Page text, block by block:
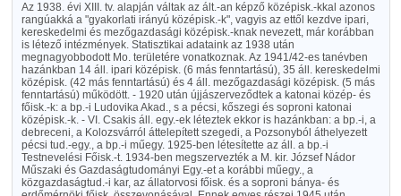
Az 1938. évi XIII. tv. alapján váltak az ált.-an képző középisk.-kkal azonos
rangúakká a "gyakorlati irányú középisk.-k", vagyis az ettől kezdve ipari,
kereskedelmi és mezőgazdasági középisk.-knak nevezett, már korábban
is létező intézmények. Statisztikai adataink az 1938 után
megnagyobbodott Mo. területére vonatkoznak. Az 1941/42-es tanévben
hazánkban 14 áll. ipari középisk. (6 más fenntartású), 35 áll. kereskedelmi
középisk. (42 más fenntartású) és 4 áll. mezőgazdasági középisk. (5 más
fenntartású) működött. - 1920 után újjászerveződtek a katonai közép- és
főisk.-k: a bp.-i Ludovika Akad., s a pécsi, kőszegi és soproni katonai
középisk.-k. - VI. Csakis áll. egy.-ek léteztek ekkor is hazánkban: a bp.-i, a
debreceni, a Kolozsvárról áttelepített szegedi, a Pozsonyból áthelyezett
pécsi tud.-egy., a bp.-i műegy. 1925-ben létesítette az áll. a bp.-i
Testnevelési Főisk.-t. 1934-ben megszervezték a M. kir. József Nádor
Műszaki és Gazdaságtudományi Egy.-et a korábbi műegy., a
közgazdaságtud.-i kar, az állatorvosi főisk. és a soproni bánya- és